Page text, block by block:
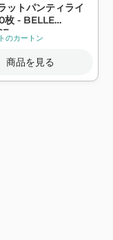
ットパンティライ
枚 - BELLE
のカートン
商品を見る